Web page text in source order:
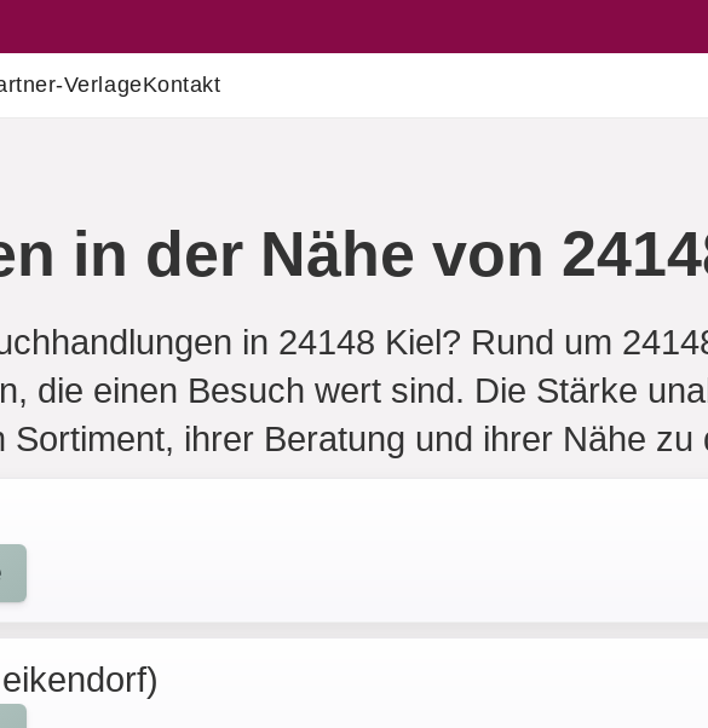
VerlageKontakt
in der Nähe von
in 24148 Kiel? Rund um
die einen Besuch wert sind. Die Stärke
ihrer Beratung und ihrer Nähe zu